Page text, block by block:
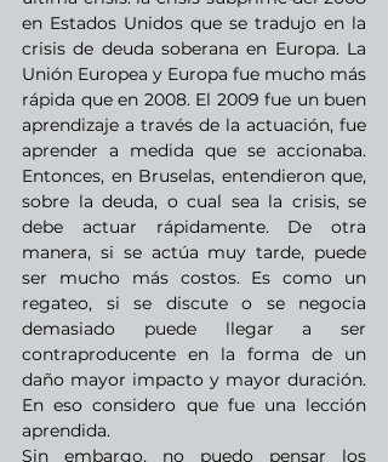
en Estados Unidos que se tradujo en la
crisis de deuda soberana en Europa. La
Unión Europea y Europa fue mucho más
rápida que en 2008. El 2009 fue un buen
aprendizaje a través de la actuación, fue
aprender a medida que se accionaba.
Entonces, en Bruselas, entendieron que,
sobre la deuda, o cual sea la crisis, se
debe actuar rápidamente. De otra
manera, si se actúa muy tarde, puede
ser mucho más costos. Es como un
regateo, si se discute o se negocia
demasiado puede llegar a ser
contraproducente en la forma de un
daño mayor impacto y mayor duración.
En eso considero que fue una lección
aprendida.
Sin embargo, no puedo pensar los